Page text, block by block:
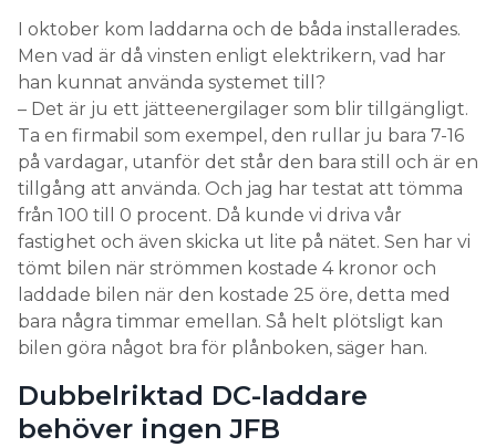
I oktober kom laddarna och de båda installerades.
Men vad är då vinsten enligt elektrikern, vad har
han kunnat använda systemet till?
– Det är ju ett jätteenergilager som blir tillgängligt.
Ta en firmabil som exempel, den rullar ju bara 7-16
på vardagar, utanför det står den bara still och är en
tillgång att använda. Och jag har testat att tömma
från 100 till 0 procent. Då kunde vi driva vår
fastighet och även skicka ut lite på nätet. Sen har vi
tömt bilen när strömmen kostade 4 kronor och
laddade bilen när den kostade 25 öre, detta med
bara några timmar emellan. Så helt plötsligt kan
bilen göra något bra för plånboken, säger han.
Dubbelriktad DC-laddare
behöver ingen JFB